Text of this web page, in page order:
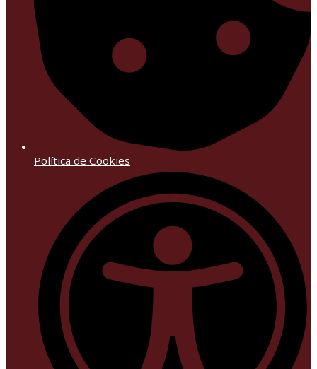
Política de Cookies